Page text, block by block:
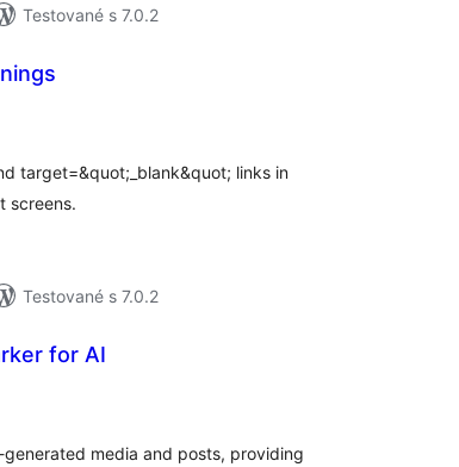
Testované s 7.0.2
target=&quot;_blank&quot; links in
screens.
Testované s 7.0.2
for AI
media and posts, providing